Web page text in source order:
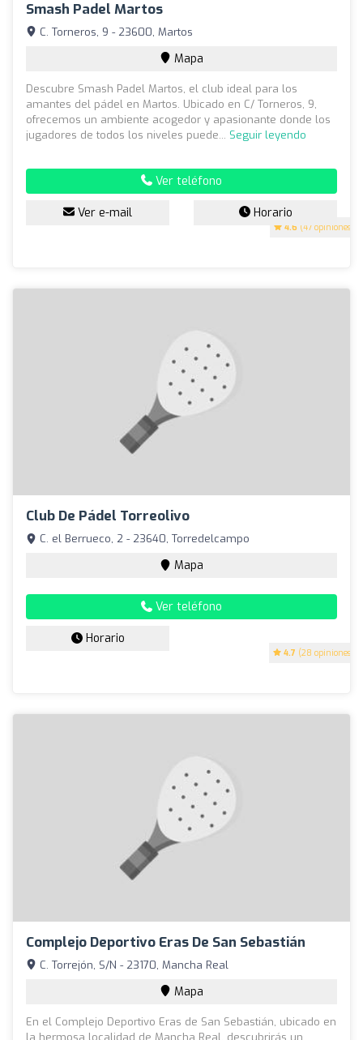
Smash Padel Martos
4.6 (47 opiniones)
C. Torneros, 9 - 23600, Martos
Mapa
Descubre Smash Padel Martos, el club ideal para los
amantes del pádel en Martos. Ubicado en C/ Torneros, 9,
ofrecemos un ambiente acogedor y apasionante donde los
jugadores de todos los niveles puede... Seguir leyendo
Ver teléfono
Ver e-mail Horario
Club De Pádel Torreolivo
4.7 (28 opiniones)
C. el Berrueco, 2 - 23640, Torredelcampo
Mapa
Ver teléfono
Horario
Complejo Deportivo Eras De San Sebastián
C. Torrejón, S/N - 23170, Mancha Real
Mapa
En el Complejo Deportivo Eras de San Sebastián, ubicado en
la hermosa localidad de Mancha Real, descubrirás un